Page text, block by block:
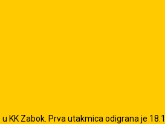
KK Zabok. Prva utakmica odigrana je